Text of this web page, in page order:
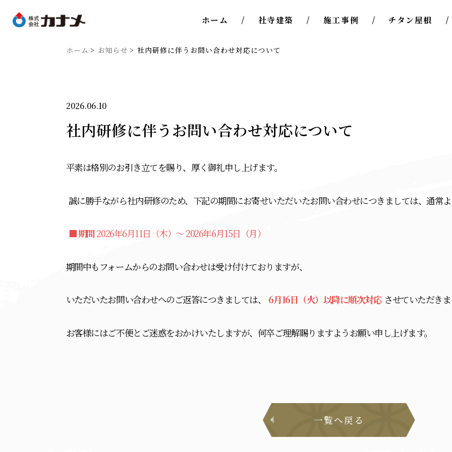
ホーム 社寺建築 施工事例 チタン屋根
ホーム お知らせ 社内研修に伴うお問い合わせ対応について
2026.06.10
社内研修に伴うお問い合わせ対応について
平素は格別のお引き立てを賜り、厚く御礼申し上げます。
誠に勝手ながら社内研修のため、下記の期間にお寄せいただいたお問い合わせにつきましては、通常
■ 期間2026年6月11日（木）～ 2026年6月15日（月）
期間中もフォームからのお問い合わせは受け付けておりますが、
いただいたお問い合わせへのご返答につきましては、 6月16日（火）以降に順次対応 させていただき
お客様にはご不便とご迷惑をおかけいたしますが、何卒ご理解賜りますようお願い申し上げます。
一覧へ戻る